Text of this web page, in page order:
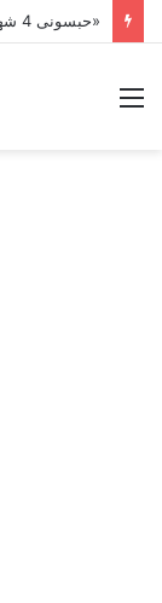
القائمة